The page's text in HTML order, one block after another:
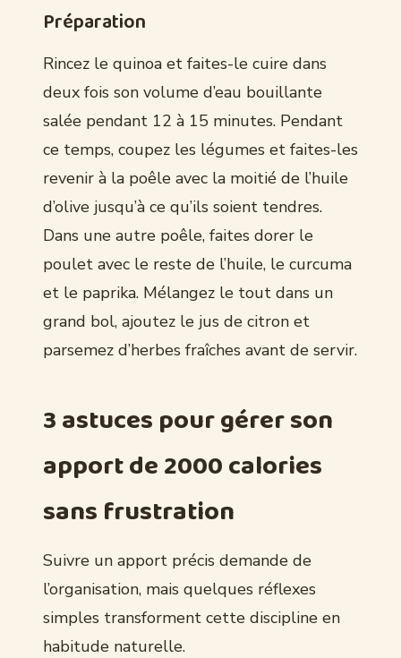
Préparation
Rincez le quinoa et faites-le cuire dans
deux fois son volume d’eau bouillante
salée pendant 12 à 15 minutes. Pendant
ce temps, coupez les légumes et faites-les
revenir à la poêle avec la moitié de l’huile
d’olive jusqu’à ce qu’ils soient tendres.
Dans une autre poêle, faites dorer le
poulet avec le reste de l’huile, le curcuma
et le paprika. Mélangez le tout dans un
grand bol, ajoutez le jus de citron et
parsemez d’herbes fraîches avant de servir.
3 astuces pour gérer son
apport de 2000 calories
sans frustration
Suivre un apport précis demande de
l’organisation, mais quelques réflexes
simples transforment cette discipline en
habitude naturelle.